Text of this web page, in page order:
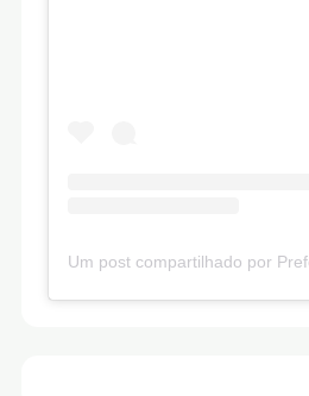
Um post compartilhado por